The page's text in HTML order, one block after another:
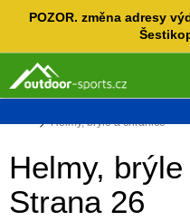
POZOR. změna adresy
Domů
Helmy, brýle a chrániče
Helmy,
Strana 26